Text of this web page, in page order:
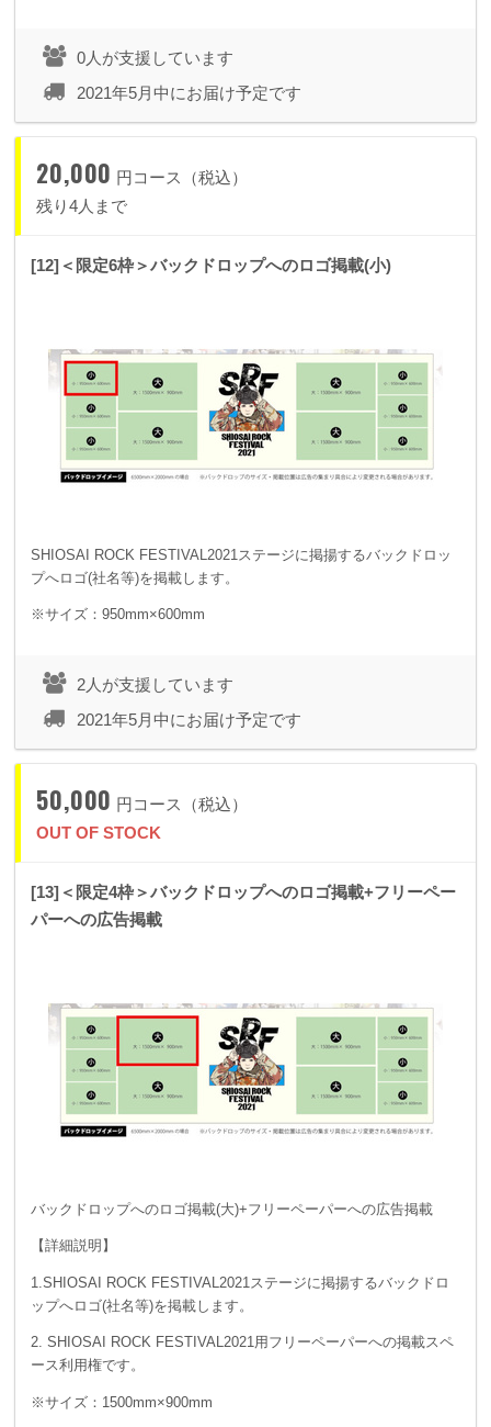
0人が支援しています
2021年5月中にお届け予定です
20,000 円コース（税込）
残り4人まで
[12]＜限定6枠＞バックドロップへのロゴ掲載(小)
SHIOSAI ROCK FESTIVAL2021ステージに掲揚するバックドロッ
プへロゴ(社名等)を掲載します。
※サイズ：950mm×600mm
2人が支援しています
2021年5月中にお届け予定です
50,000 円コース（税込）
OUT OF STOCK
[13]＜限定4枠＞バックドロップへのロゴ掲載+フリーペー
パーへの広告掲載
バックドロップへのロゴ掲載(大)+フリーペーパーへの広告掲載
【詳細説明】
1.SHIOSAI ROCK FESTIVAL2021ステージに掲揚するバックドロ
ップへロゴ(社名等)を掲載します。
2. SHIOSAI ROCK FESTIVAL2021用フリーペーパーへの掲載スペ
ース利用権です。
※サイズ：1500mm×900mm